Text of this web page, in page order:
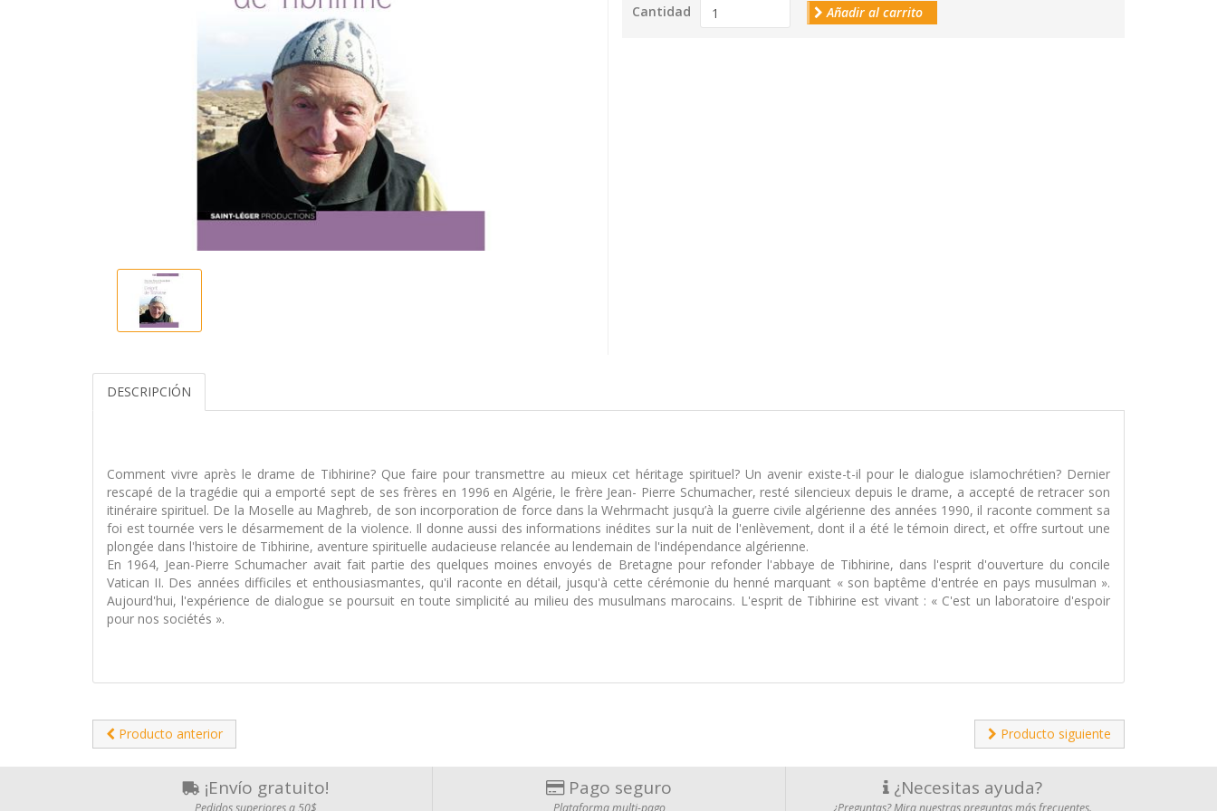
Cantidad Añadir al carrito
DESCRIPCIÓN
Comment vivre après le drame de Tibhirine? Que faire pour transmettre au mieux cet héritage spirituel? Un avenir existe-t-il pour le dialogue islamochrétien? Dernier
rescapé de la tragédie qui a emporté sept de ses frères en 1996 en Algérie, le frère Jean- Pierre Schumacher, resté silencieux depuis le drame, a accepté de retracer son
itinéraire spirituel. De la Moselle au Maghreb, de son incorporation de force dans la Wehrmacht jusqu’à la guerre civile algérienne des années 1990, il raconte comment sa
foi est tournée vers le désarmement de la violence. Il donne aussi des informations inédites sur la nuit de l'enlèvement, dont il a été le témoin direct, et offre surtout une
plongée dans l'histoire de Tibhirine, aventure spirituelle audacieuse relancée au lendemain de l'indépendance algérienne.
En 1964, Jean-Pierre Schumacher avait fait partie des quelques moines envoyés de Bretagne pour refonder l'abbaye de Tibhirine, dans l'esprit d'ouverture du concile
Vatican II. Des années difficiles et enthousiasmantes, qu'il raconte en détail, jusqu'à cette cérémonie du henné marquant « son baptême d'entrée en pays musulman ».
Aujourd'hui, l'expérience de dialogue se poursuit en toute simplicité au milieu des musulmans marocains. L'esprit de Tibhirine est vivant : « C'est un laboratoire d'espoir
pour nos sociétés ».
Producto anterior Producto siguiente
¡Envío gratuito!
Pedidos superiores a 50$
Pago seguro
Plataforma multi-pago
¿Necesitas ayuda?
¿Preguntas? Mira nuestras preguntas más frecuentes.